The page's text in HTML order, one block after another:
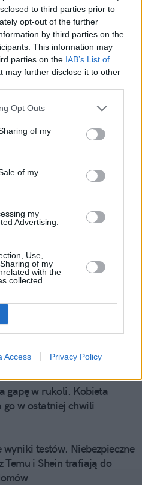
to third parties prior to
opt-out of the further
by third parties on the
This information may
parties on the IAB’s List of
may further disclose it to other
Opt Outs
of my
of my
my
Advertising.
Use,
of my
with the
collected.
Access Privacy Policy
Wiele z nich nagrzewało
(przy dopuszczalnej
realne zagrożenie
wycofało szkodliwe
Europejska
Temu.
zaprzestań używania tego
już brakować w sklepach.
o ile wzrosną ceny
planowano
podatek od kas
gapę w rukoli. Kobieta
go w ostatniej chwili
wyniki testów. Niebezpieczne
Temu i Shein trafiają do